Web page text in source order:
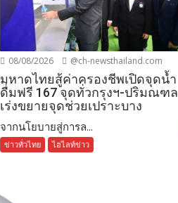
08/08/2026 @ch-newsthailand.com
มหาดไทยสู้ค่าครองชีพเปิดจุดน้ำ
ดื่มฟรี 167 จุดทั่วกรุงฯ-ปริมณฑล
เร่งขยายจุดช่วยเปราะบาง
จากนโยบายสู่การล...
ข่าวทั่วไทย ไฮไลท์ข่าว